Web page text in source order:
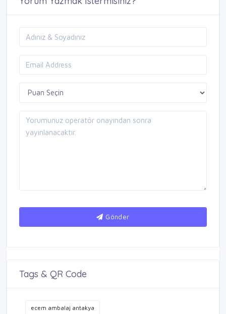
Gönder
Tags & QR Code
ecem ambalaj antakya